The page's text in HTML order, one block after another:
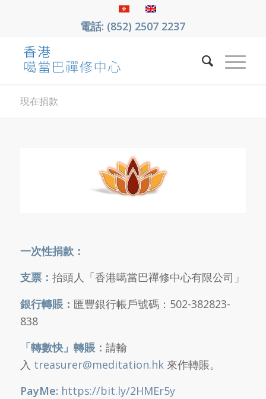
電話: (852) 2507 2237
現在捐款
一次性捐款：
支票： 抬頭人「香港噶當巴禪修中心有限公司」
銀行轉賬： 匯豐銀行帳戶號碼：502-382823-
838
「轉數快」轉賬： 請輸
入 treasurer@meditation.hk來作轉賬。
PayMe: https://bit.ly/2HMEr5y